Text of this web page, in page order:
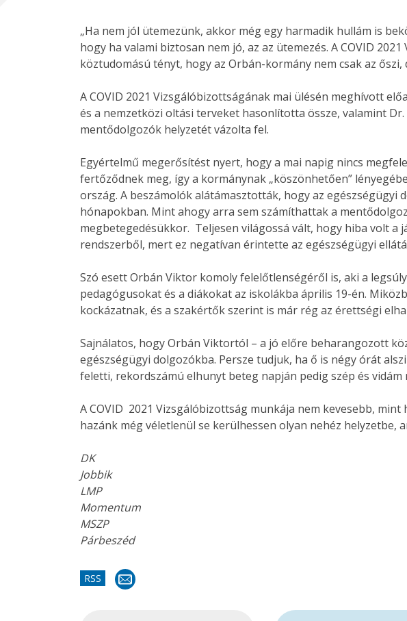
„Ha nem jól ütemezünk, akkor még egy harmadik hullám is
hogy ha valami biztosan nem jó, az az ütemezés. A COVID
köztudomású tényt, hogy az Orbán-kormány nem csak az
A COVID 2021 Vizsgálóbizottságának mai ülésén meghívott
és a nemzetközi oltási terveket hasonlította össze, valamint
mentődolgozók helyzetét vázolta fel.
Egyértelmű megerősítést nyert, hogy a mai napig nincs
fertőződnek meg, így a kormánynak „köszönhetően”
ország. A beszámolók alátámasztották, hogy az
hónapokban. Mint ahogy arra sem számíthattak a
megbetegedésükkor. Teljesen világossá vált, hogy hiba volt a
rendszerből, mert ez negatívan érintette az egészségügyi
Szó esett Orbán Viktor komoly felelőtlenségéről is, aki a
pedagógusokat és a diákokat az iskolákba április 19-én.
kockázatnak, és a szakértők szerint is már rég az érettségi
Sajnálatos, hogy Orbán Viktortól – a jó előre beharangozott
egészségügyi dolgozókba. Persze tudjuk, ha ő is négy órát
feletti, rekordszámú elhunyt beteg napján pedig szép és
A COVID 2021 Vizsgálóbizottság munkája nem kevesebb,
hazánk még véletlenül se kerülhessen olyan nehéz
DK
Jobbik
LMP
Momentum
MSZP
Párbeszéd
RSS